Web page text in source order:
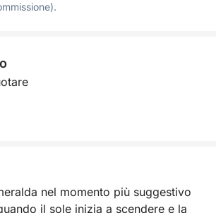
nel momento più suggestivo
il sole inizia a scendere e la